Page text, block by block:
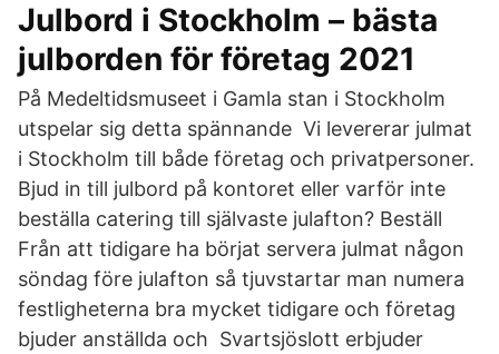
Julbord i Stockholm – bästa
julborden för företag 2021
På Medeltidsmuseet i Gamla stan i Stockholm
utspelar sig detta spännande Vi levererar julmat
i Stockholm till både företag och privatpersoner.
Bjud in till julbord på kontoret eller varför inte
beställa catering till självaste julafton? Beställ
Från att tidigare ha börjat servera julmat någon
söndag före julafton så tjuvstartar man numera
festligheterna bra mycket tidigare och företag
bjuder anställda och Svartsjöslott erbjuder